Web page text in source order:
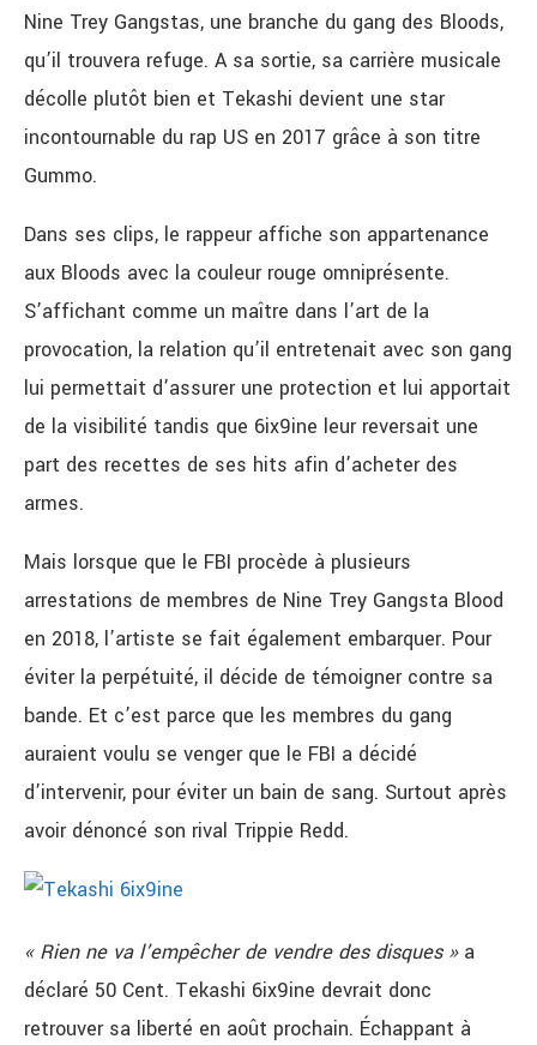
Nine Trey Gangstas, une branche du gang des Bloods,
qu’il trouvera refuge. A sa sortie, sa carrière musicale
décolle plutôt bien et Tekashi devient une star
incontournable du rap US en 2017 grâce à son titre
Gummo.
Dans ses clips, le rappeur affiche son appartenance
aux Bloods avec la couleur rouge omniprésente.
S’affichant comme un maître dans l’art de la
provocation, la relation qu’il entretenait avec son gang
lui permettait d’assurer une protection et lui apportait
de la visibilité tandis que 6ix9ine leur reversait une
part des recettes de ses hits afin d’acheter des
armes.
Mais lorsque que le FBI procède à plusieurs
arrestations de membres de Nine Trey Gangsta Blood
en 2018, l’artiste se fait également embarquer. Pour
éviter la perpétuité, il décide de témoigner contre sa
bande. Et c’est parce que les membres du gang
auraient voulu se venger que le FBI a décidé
d’intervenir, pour éviter un bain de sang. Surtout après
avoir dénoncé son rival Trippie Redd.
« Rien ne va l’empêcher de vendre des disques » a
déclaré 50 Cent. Tekashi 6ix9ine devrait donc
retrouver sa liberté en août prochain. Échappant à